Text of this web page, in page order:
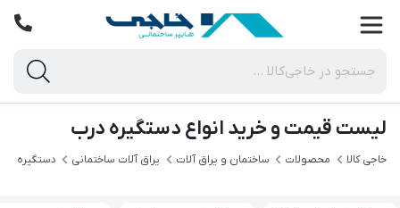
لیست قیمت و خرید انواع دستگیره درب
خاجی‌ کالا محصولات ساختمان و یراق آلات یراق آلات ساختمانی دستگیره